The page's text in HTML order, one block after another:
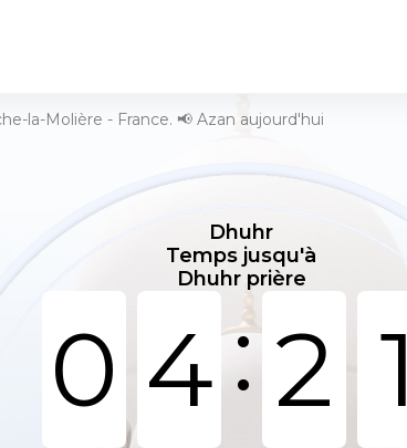
la-Molière - France. 📢 Azan aujourd'hui
Dhuhr
Temps jusqu'à
Dhuhr prière
0 4:2 1